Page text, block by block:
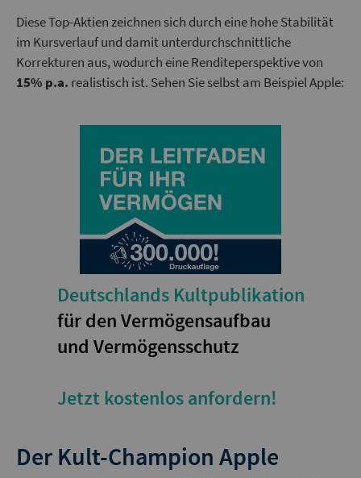
Diese Top-Aktien zeichnen sich durch eine hohe Stabilität
im Kursverlauf und damit unterdurchschnittliche
Korrekturen aus, wodurch eine Renditeperspektive von
15% p.a. realistisch ist. Sehen Sie selbst am Beispiel Apple:
Deutschlands Kultpublikation
für den Vermögensaufbau
und Vermögensschutz
Jetzt kostenlos anfordern!
Der Kult-Champion Apple